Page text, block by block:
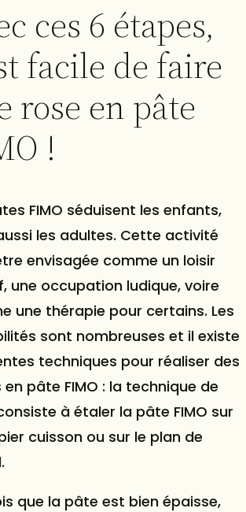
ces 6 étapes,
facile de faire
rose en pâte
!
FIMO séduisent les enfants,
les adultes. Cette activité
envisagée comme un loisir
une occupation ludique, voire
une thérapie pour certains. Les
sont nombreuses et il existe
techniques pour réaliser des
pâte FIMO : la technique de
à étaler la pâte FIMO sur
cuisson ou sur le plan de
que la pâte est bien épaisse,